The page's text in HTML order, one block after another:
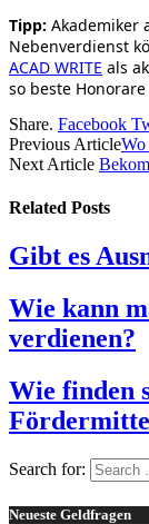
Tipp: Akademiker
Nebenverdienst
ACAD WRITE als
so beste
Share. Facebook
Previous ArticleWo
Next Article
Related Posts
Gibt es
Wie kann
verdienen?
Wie finden
Search for:
Neueste Geldfragen